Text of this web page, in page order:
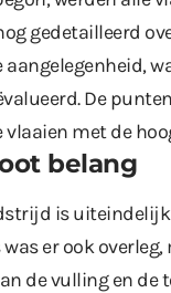
gedetailleerd
aangelegenheid,
De
vlaaien met de
belang
is
er ook
de vulling en de